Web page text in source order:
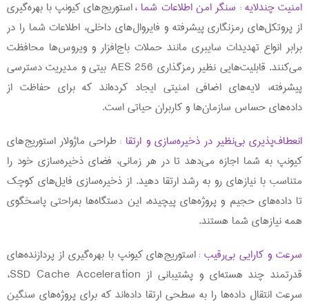
امنیت چندلایه : سنگر امن اطلاعات شما ،استوریج‌های کیونپ با بهره‌گیری
از پروتکل‌های رمزنگاری پیشرفته و فایروال‌های داخلی، اطلاعات شما را در
برابر انواع تهدیدات سایبری مانند حملات باج‌افزار و ویروس‌ها محافظت
می‌کنند. قابلیت‌هایی نظیر رمزگذاری AES 256 بیتی و مدیریت دسترسی
پیشرفته، لایه‌های اضافی امنیتی ایجاد کرده‌اند که برای حفاظت از
داده‌های حساس سازمان‌ها و کاربران حیاتی است.
انعطاف‌پذیری بی‌نظیر در ذخیره‌سازی و ارتقا :طراحی ماژولار استوریج‌های
کیونپ به شما اجازه می‌دهد تا در هر زمانی، فضای ذخیره‌سازی خود را
متناسب با نیازهای رو به رشد ارتقا دهید. از ذخیره‌سازی فایل‌های کوچک
تا داده‌های حجیم و پروژه‌های پیچیده، این دستگاه‌ها به‌راحتی پاسخگوی
همه نیازهای شما هستند.
سرعت و کارایی بی‌رقیب :استوریج‌های کیونپ با بهره‌گیری از پردازنده‌های
قدرتمند چند هسته‌ای و پشتیبانی از SSD Cache Acceleration،
سرعت انتقال داده‌ها را به سطحی ارتقا داده‌اند که برای پروژه‌های سنگین